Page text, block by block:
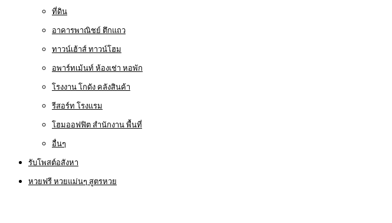
ที่ดิน
อาคารพาณิชย์ ตึกแถว
ทาวน์เฮ้าส์ ทาวน์โฮม
อพาร์ทเม้นท์ ห้องเช่า หอพัก
โรงงาน โกดัง คลังสินค้า
รีสอร์ท โรงแรม
โฮมออฟฟิต สำนักงาน พื้นที่
อื่นๆ
รับโพสต์อสังหา
หวยฟรี หวยแม่นๆ สูตรหวย